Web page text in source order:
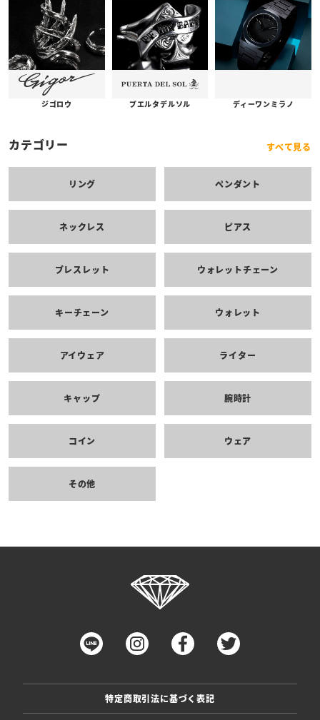
ジゴロウ プエルタデルソル ディーワンミラノ
カテゴリー すべて見る
リング ペンダント
ネックレス ピアス
ブレスレット ウォレットチェーン
キーチェーン ウォレット
アイウェア ライター
キャップ 腕時計
コイン ウェア
その他
特定商取引法に基づく表記